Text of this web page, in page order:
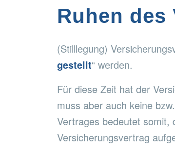
Ruhen des
(Stilllegung)
gestellt“ werden.
Für diese Zeit hat der
muss aber auch keine
Vertrages bedeutet somit,
Versicherungsvertrag